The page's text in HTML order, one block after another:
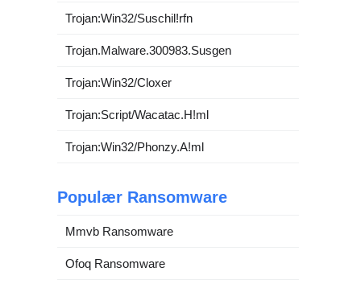
Trojan:Win32/Suschil!rfn
Trojan.Malware.300983.Susgen
Trojan:Win32/Cloxer
Trojan:Script/Wacatac.H!ml
Trojan:Win32/Phonzy.A!ml
Populær Ransomware
Mmvb Ransomware
Ofoq Ransomware